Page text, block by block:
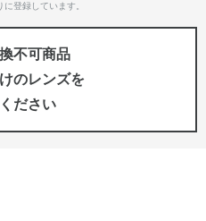
に登録しています。
不可商品
のレンズを
ださい